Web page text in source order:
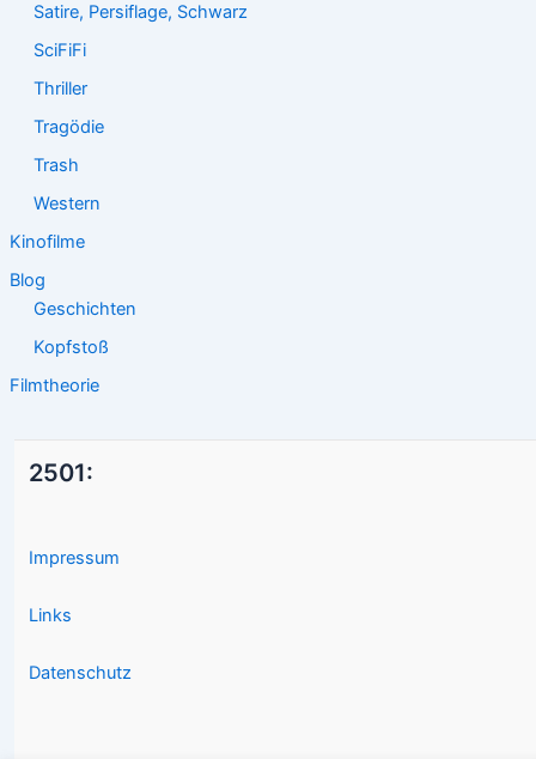
Satire, Persiflage, Schwarz
SciFiFi
Thriller
Tragödie
Trash
Western
Kinofilme
Blog
Geschichten
Kopfstoß
Filmtheorie
2501:
Impressum
Links
Datenschutz